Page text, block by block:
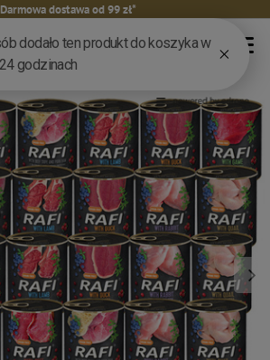
Darmowa dostawa od 99 zł*